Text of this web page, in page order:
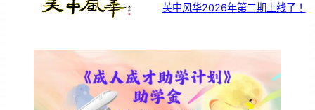
芙中风华2026年第二期上线了！